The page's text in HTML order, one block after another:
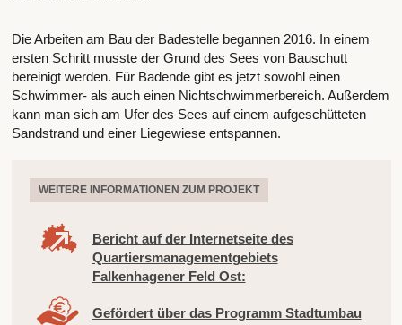
Die Arbeiten am Bau der Badestelle begannen 2016. In einem
ersten Schritt musste der Grund des Sees von Bauschutt
bereinigt werden. Für Badende gibt es jetzt sowohl einen
Schwimmer- als auch einen Nichtschwimmerbereich. Außerdem
kann man sich am Ufer des Sees auf einem aufgeschütteten
Sandstrand und einer Liegewiese entspannen.
WEITERE INFORMATIONEN ZUM PROJEKT
Bericht auf der Internetseite des
Quartiersmanagementgebiets
Falkenhagener Feld Ost:
Gefördert über das Programm Stadtumbau